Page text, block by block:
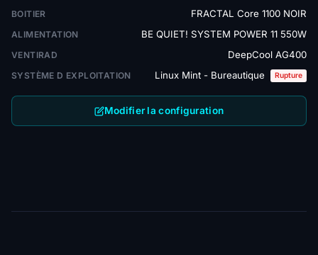
BOITIER FRACTAL Core 1100 NOIR
ALIMENTATION BE QUIET! SYSTEM POWER 11 550W
VENTIRAD DeepCool AG400
SYSTÈME D EXPLOITATION Linux Mint - Bureautique Rupture
Modifier la configuration